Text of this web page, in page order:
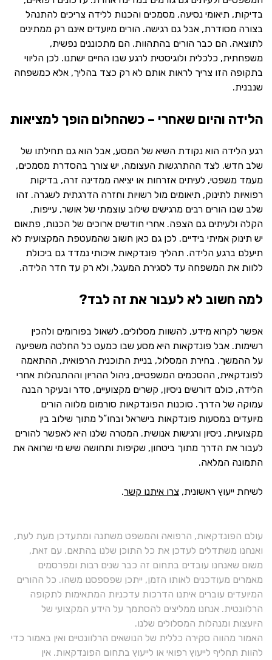
בדיקות, תיאומי נסיעה, מסמכים והכנות ללידה צריכים להתנהל
בצורה מסודרת, אבל גם רגישה. הורים מיועדים אינם רק ממתינים
לתוצאה. הם כבר הורים בהתהוות. הם מתכוננים נפשית,
משפחתית, כלכלית ולוגיסטית לרגע שבו החיים ישתנו. לכן הליווי
בתקופה הזו צריך לראות אותם לא רק כצד בהליך, אלא כמשפחה
שנבנית.
הלידה והיום שאחרי – כשהחלום הופך למציאות
רגע הלידה הוא נקודת השיא של המסע, אבל הוא גם תחילתו של
שלב חדש. לצד ההתרגשות העצומה, יש צורך בהסדרת מסמכים,
מעמד משפטי, לעיתים אזרחות או יציאה ממדינה זרה, בדיקות
רפואיות לתינוק, תיאומים מול רשויות וחזרה הדרגתית לשגרה. זהו
שלב שבו הורים רבים מרגישים שילוב עוצמתי של אושר, עייפות,
הקלה ולעיתים גם הצפה. אחרי חודשים ארוכים של הכנות, פתאום
יש תינוק אמיתי בידיים. לכן גם כאן חשוב שהמעטפת המקצועית לא
תיעלם ברגע הלידה. תהליך פונדקאות איכותי נמדד גם ביכולת
ללוות את המשפחה עד לסגירת המעגל, ולא רק עד חדר הלידה.
למה חשוב לא לעבור את זה לבד?
אפשר לקרוא מידע, להשוות מסלולים, לשאול בפורומים ולהכין
רשימות. אבל פונדקאות היא מסע שבו כמעט כל החלטה משפיעה
על ההמשך. בחירת המסלול, בניית התוכנית הרפואית, ההתאמה
לפונדקאית, ההסכמים המשפטיים, ניהול ההריון וההתנהלות אחרי
הלידה, כולם דורשים ניסיון, קשרים מקצועיים, סדר ובעיקר הבנה
עמוקה של הדרך. סוכנות הפונדקאות סורמום מלווה הורים
מיועדים במסעות פונדקאות בישראל ובחו”ל מתוך שילוב בין
מקצועיות, ניסיון ורגישות אנושית. המטרה שלנו היא לאפשר להורים
לעבור את הדרך מתוך ביטחון, שקיפות ותחושה שיש מי שרואה את
התמונה המלאה.
לשיחת ייעוץ ראשונית, צרו איתנו קשר.
עולם הפונדקאות, הרפואה והמשפט משתנה ומתעדכן מעת לעת,
ואנחנו משתדלים לעדכן את כל התוכן שלנו בהתאם. עם זאת,
משום שאנחנו עובדים בתחום זה כבר שנים רבות ומפרסמים
מאמרים מעודכנים לאותו הזמן, ייתכן שפספסנו משהו. כל ההורים
המיועדים עוברים איתנו הדרכות עדכניות המתאימות לתקופה
הרלוונטית. אנחנו ממליצים להסתמך על הידע המקצועי של
היועצות ומנהלות המסלולים שלנו.
האמור מהווה סקירה כללית של הנושאים הרלוונטיים ואין באמור כדי
להוות תחליף לייעוץ רפואי או לייעוץ בתחום הפונדקאות. אין